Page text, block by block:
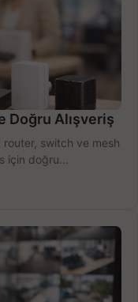
Doğru Alışveriş
switch ve mesh
için doğru